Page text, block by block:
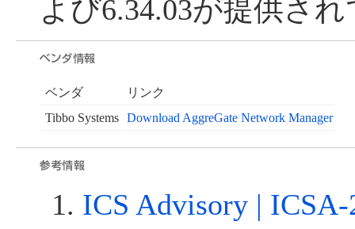
よび6.34.03が提供さ
ベンダ
リンク
Tibbo Systems
Download AggreGate Network Manager
ICS Advisory | ICSA-